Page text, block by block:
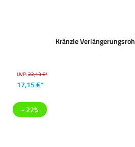
Kränzle
UVP:22,13 €*
17,15 €*
- 22%